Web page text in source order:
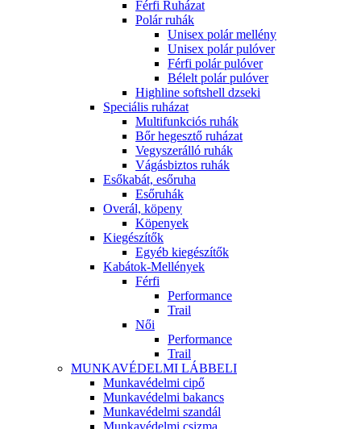
Férfi Ruházat
Polár ruhák
Unisex polár mellény
Unisex polár pulóver
Férfi polár pulóver
Bélelt polár pulóver
Highline softshell dzseki
Speciális ruházat
Multifunkciós ruhák
Bőr hegesztő ruházat
Vegyszerálló ruhák
Vágásbiztos ruhák
Esőkabát, esőruha
Esőruhák
Overál, köpeny
Köpenyek
Kiegészítők
Egyéb kiegészítők
Kabátok-Mellények
Férfi
Performance
Trail
Női
Performance
Trail
MUNKAVÉDELMI LÁBBELI
Munkavédelmi cipő
Munkavédelmi bakancs
Munkavédelmi szandál
Munkavédelmi csizma